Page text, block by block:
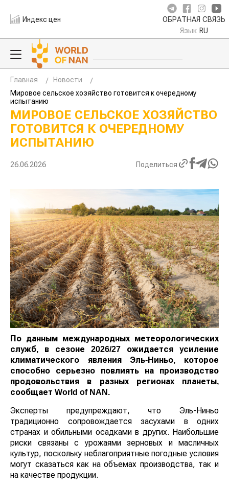
Индекс цен ОБРАТНАЯ СВЯЗЬ
Язык RU
Главная
Новости
Мировое сельское хозяйство готовится к очередному
испытанию
МИРОВОЕ СЕЛЬСКОЕ ХОЗЯЙСТВО
ГОТОВИТСЯ К ОЧЕРЕДНОМУ
ИСПЫТАНИЮ
26.06.2026 Поделиться
По данным международных метеорологических
служб, в сезоне 2026/27 ожидается усиление
климатического явления Эль-Ниньо, которое
способно серьезно повлиять на производство
продовольствия в разных регионах планеты,
сообщает World of NAN .
Эксперты предупреждают, что Эль-Ниньо
традиционно сопровождается засухами в одних
странах и обильными осадками в других. Наибольшие
риски связаны с урожаями зерновых и масличных
культур, поскольку неблагоприятные погодные условия
могут сказаться как на объемах производства, так и
на качестве продукции.